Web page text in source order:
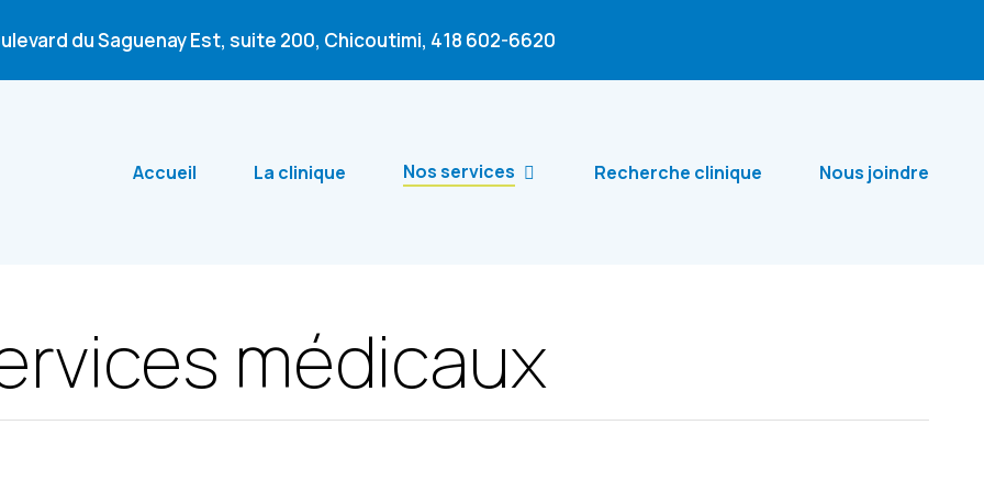
du Saguenay Est, suite 200, Chicoutimi, 418 602-6620
Accueil La clinique Nos services Recherche clinique Nous joindre
médicaux